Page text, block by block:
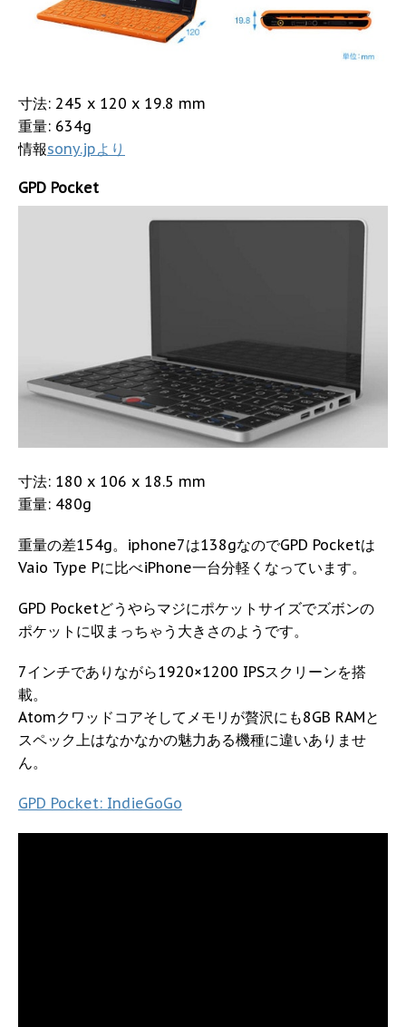
寸法: 245 x 120 x 19.8 mm
重量: 634g
情報sony.jpより
GPD Pocket
寸法: 180 x 106 x 18.5 mm
重量: 480g
重量の差154g。iphone7は138gなのでGPD Pocketは
Vaio Type Pに比べiPhone一台分軽くなっています。
GPD Pocketどうやらマジにポケットサイズでズボンの
ポケットに収まっちゃう大きさのようです。
7インチでありながら1920×1200 IPSスクリーンを搭
載。
Atomクワッドコアそしてメモリが贅沢にも8GB RAMと
スペック上はなかなかの魅力ある機種に違いありませ
ん。
GPD Pocket: IndieGoGo